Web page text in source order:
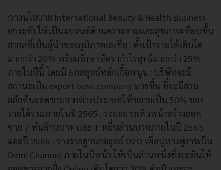
:วางนโยบาย International Beauty & Health Business
ยกระดับให้เป็นแบรนด์ด้านความงามและสุขภาพเทียบชั้น
สากลที่เป็นผู้นำของภูมิภาคเอเชีย : ตั้งเป้ารายได้เติบโต
มากกว่า 20% พร้อมรักษาอัตรากำไรสุทธิมากกว่า 25%
ภายในปีนี้ โดยมี 6 กลยุทธ์หลักเกื้อหนุน : บริษัทจะมี
สถานะเป็น export base company มากขึ้น ที่จะมีส่วน
ผลักดันยอดขายจากต่างประเทศให้ขยายเป็น 50% ของ
รายได้รวมภายในปี 2565 : ระยะยาวเดินหน้าสร้างยอด
ขาย 7 พันล้านบาท และ 1 หมื่นล้านบาทภายในปี 2563
และปี 2565 : วางรากฐานกลยุทธ์ O2O เพื่อปูทางสู่การเป็น
Omni Channel ภายในปีหน้า ให้เป็นส่วนหนึ่งซึ่งจะดันให้